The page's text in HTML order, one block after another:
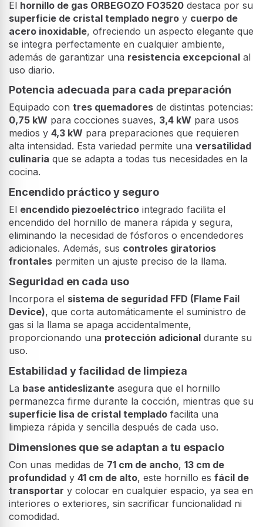
El hornillo de gas ORBEGOZO FO3520 destaca por su
superficie de cristal templado negro y cuerpo de
acero inoxidable, ofreciendo un aspecto elegante que
se integra perfectamente en cualquier ambiente,
además de garantizar una resistencia excepcional al
uso diario.
Potencia adecuada para cada preparación
Equipado con tres quemadores de distintas potencias:
0,75 kW para cocciones suaves, 3,4 kW para usos
medios y 4,3 kW para preparaciones que requieren
alta intensidad. Esta variedad permite una versatilidad
culinaria que se adapta a todas tus necesidades en la
cocina.
Encendido práctico y seguro
El encendido piezoeléctrico integrado facilita el
encendido del hornillo de manera rápida y segura,
eliminando la necesidad de fósforos o encendedores
adicionales. Además, sus controles giratorios
frontales permiten un ajuste preciso de la llama.
Seguridad en cada uso
Incorpora el sistema de seguridad FFD (Flame Fail
Device), que corta automáticamente el suministro de
gas si la llama se apaga accidentalmente,
proporcionando una protección adicional durante su
uso.
Estabilidad y facilidad de limpieza
La base antideslizante asegura que el hornillo
permanezca firme durante la cocción, mientras que su
superficie lisa de cristal templado facilita una
limpieza rápida y sencilla después de cada uso.
Dimensiones que se adaptan a tu espacio
Con unas medidas de 71 cm de ancho, 13 cm de
profundidad y 41 cm de alto, este hornillo es fácil de
transportar y colocar en cualquier espacio, ya sea en
interiores o exteriores, sin sacrificar funcionalidad ni
comodidad.